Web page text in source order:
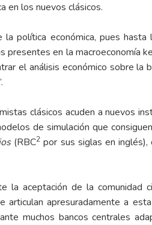
en los nuevos clásicos.
política económica, pues
en la macroeconomía
el análisis económico sobre la
clásicos acuden a nuevos
de simulación que
(RBC2 por sus siglas en
la aceptación de la
apresuradamente a
muchos bancos centrales